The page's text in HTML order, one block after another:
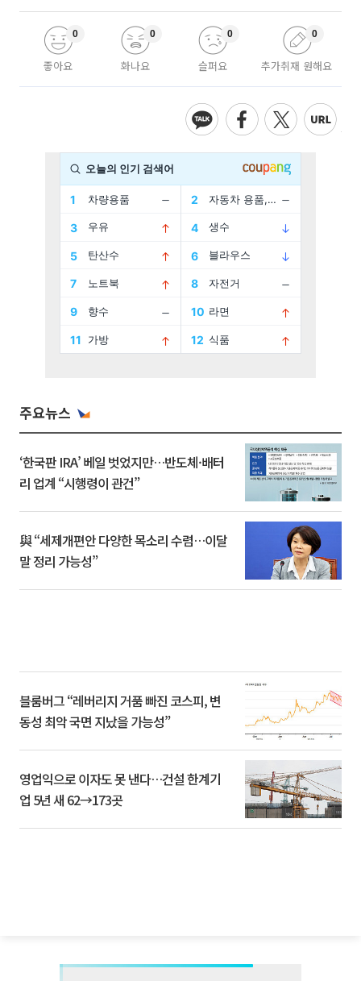
좋아요
0
화나요
0
슬퍼요
0
추가취재 원해요
0
주요뉴스
‘한국판 IRA’ 베일 벗었지만…반도체·배터
리 업계 “시행령이 관건”
與 “세제개편안 다양한 목소리 수렴…이달
말 정리 가능성”
블룸버그 “레버리지 거품 빠진 코스피, 변
동성 최악 국면 지났을 가능성”
영업익으로 이자도 못 낸다…건설 한계기
업 5년 새 62→173곳